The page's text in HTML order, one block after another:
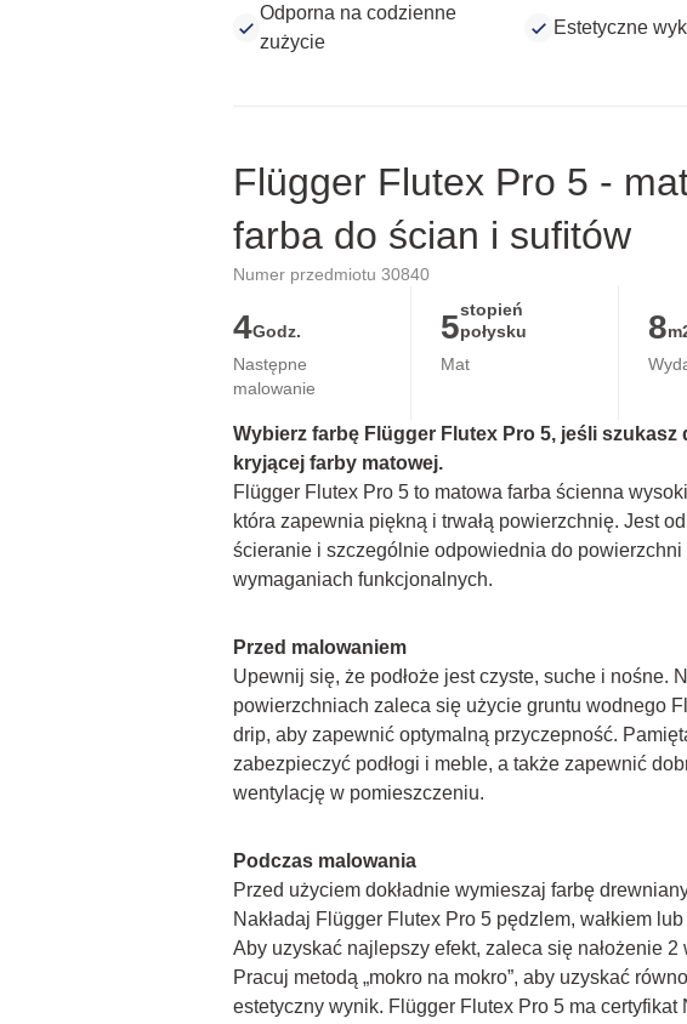
Odporna na codzienne
zużycie
Estetyczne
Flügger Flutex Pro 5 -
farba do ścian i sufitów
Numer przedmiotu 30840
4Godz.
Następne
malowanie
5stopień
połysku
Mat
8
Wybierz farbę Flügger Flutex Pro 5, jeśli szukasz
kryjącej farby matowej.
Flügger Flutex Pro 5 to matowa farba ścienna
która zapewnia piękną i trwałą powierzchnię. Jest
ścieranie i szczególnie odpowiednia do powierzchni
wymaganiach funkcjonalnych.
Przed malowaniem
Upewnij się, że podłoże jest czyste, suche i nośne.
powierzchniach zaleca się użycie gruntu wodnego
drip, aby zapewnić optymalną przyczepność.
zabezpieczyć podłogi i meble, a także zapewnić
wentylację w pomieszczeniu.
Podczas malowania
Przed użyciem dokładnie wymieszaj farbę
Nakładaj Flügger Flutex Pro 5 pędzlem, wałkiem
Aby uzyskać najlepszy efekt, zaleca się nałożenie 2
Pracuj metodą „mokro na mokro”, aby uzyskać
estetyczny wynik. Flügger Flutex Pro 5 ma certyfikat